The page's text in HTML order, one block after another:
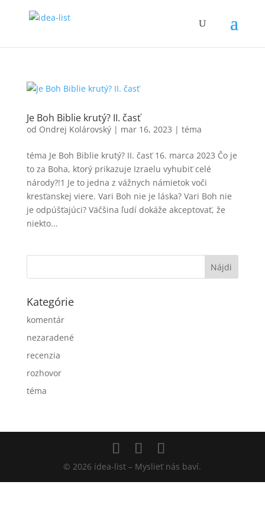
Je Boh Biblie krutý? II. časť
od Ondrej Kolárovský| mar 16, 2023 | téma
téma Je Boh Biblie krutý? II. časť 16. marca 2023 Čo je
to za Boha, ktorý prikazuje Izraelu vyhubiť celé
národy?!1 Je to jedna z vážnych námietok voči
kresťanskej viere. Vari Boh nie je láska? Vari Boh nie
je odpúšťajúci? Väčšina ľudí dokáže akceptovať, že
niekto...
Kategórie
komentár
nezaradené
recenzia
rozhovor
téma
© 2026 idea-list – Myslieť nás baví.